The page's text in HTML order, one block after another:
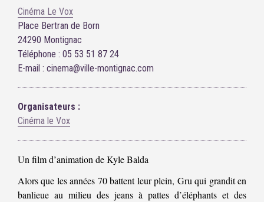
Cinéma Le Vox
Place Bertran de Born
24290 Montignac
Téléphone : 05 53 51 87 24
E-mail : cinema@ville-montignac.com
Organisateurs :
Cinéma le Vox
Un film d’animation de Kyle Balda
Alors que les années 70 battent leur plein, Gru qui grandit en
banlieue au milieu des jeans à pattes d’éléphants et des